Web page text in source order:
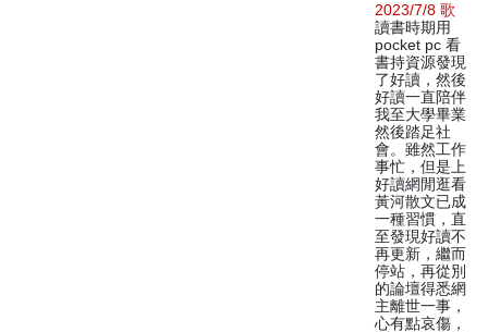
2023/7/8 歌
讀書時期用
pocket pc 看
書持資源發現
了好讀，然後
好讀一直陪伴
我至大學畢業
然後踏足社
會。雖然工作
事忙，但是上
好讀網閒逛看
黃河散文已成
一種習慣，直
至發現好讀不
再更新，繼而
停站，再從別
的論壇得悉網
主離世一事，
心有點哀傷，